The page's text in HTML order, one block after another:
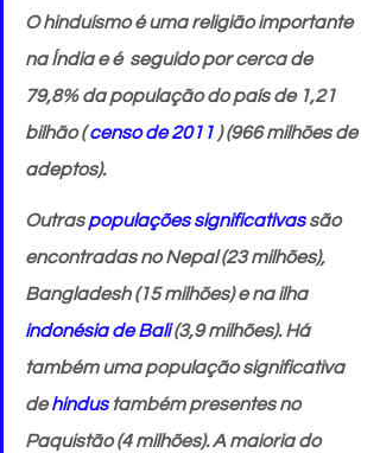
O hinduísmo é uma religião importante
na Índia e é  seguido por cerca de
79,8% da população do país de 1,21
bilhão ( censo de 2011 ) (966 milhões de
adeptos).
Outras populações significativas são
encontradas no Nepal (23 milhões),
Bangladesh (15 milhões) e na ilha
indonésia de Bali (3,9 milhões). Há
também uma população significativa
de hindus também presentes no
Paquistão (4 milhões). A maioria do